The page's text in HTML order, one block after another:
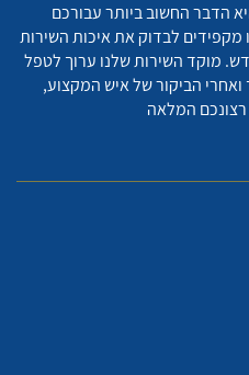
הדבר החשוב ביותר עבורכם
לבדוק את איכות השירות
מוקד השירות שלנו ערוך לטפל
הביקור של איש המקצוע,
המלאה